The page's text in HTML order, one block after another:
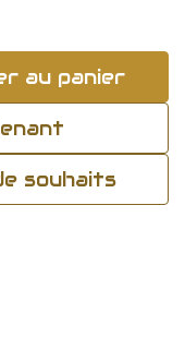
au panier
souhaits